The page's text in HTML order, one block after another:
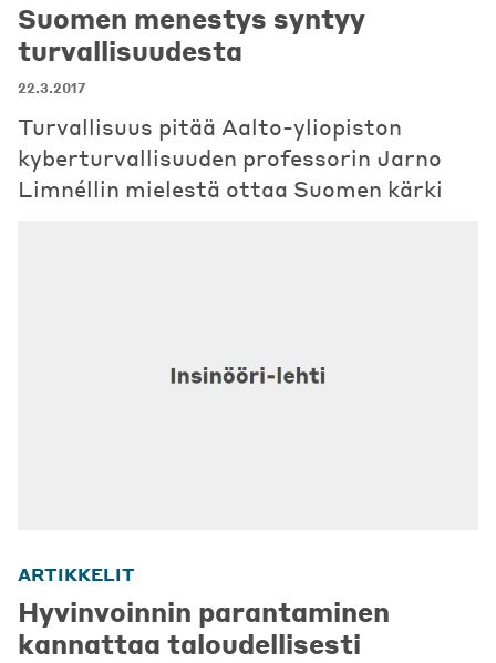
Suomen menestys syntyy
turvallisuudesta
22.3.2017
Turvallisuus pitää Aalto-yliopiston
kyberturvallisuuden professorin Jarno
Limnéllin mielestä ottaa Suomen kärki
ARTIKKELIT
Hyvinvoinnin parantaminen
kannattaa taloudellisesti